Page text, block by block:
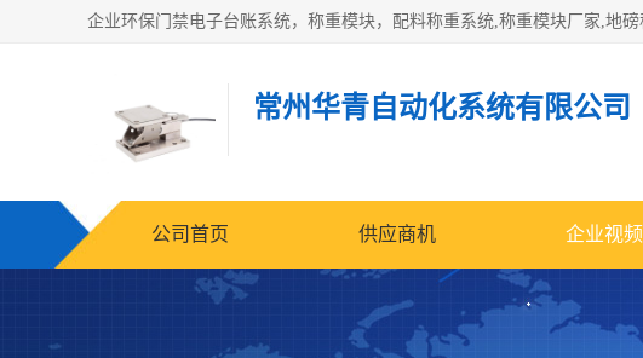
常州华青自动化系统有限公司
公司首页 供应商机 企业视频